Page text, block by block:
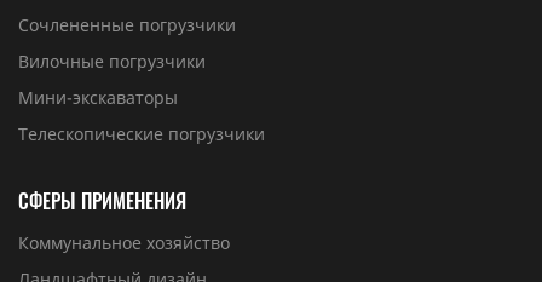
Сочлененные погрузчики
Вилочные погрузчики
Мини-экскаваторы
Телескопические погрузчики
СФЕРЫ ПРИМЕНЕНИЯ
Коммунальное хозяйство